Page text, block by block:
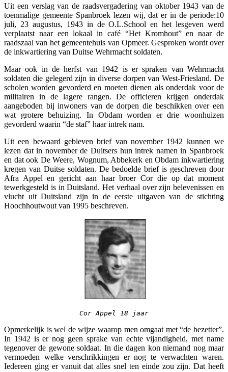
Uit een verslag van de raadsvergadering van oktober 1943 van de
toenmalige gemeente Spanbroek lezen wij, dat er in de periode:10
juli, 23 augustus, 1943 in de O.L.School en het lesgeven werd
verplaatst naar een lokaal in café “Het Kromhout” en naar de
raadszaal van het gemeentehuis van Opmeer. Gesproken wordt over
de inkwartiering van Duitse Wehrmacht soldaten.
Maar ook in de herfst van 1942 is er spraken van Wehrmacht
soldaten die gelegerd zijn in diverse dorpen van West-Friesland. De
scholen worden gevorderd en moeten dienen als onderdak voor de
militairen in de lagere rangen. De officieren krijgen onderdak
aangeboden bij inwoners van de dorpen die beschikken over een
wat grotere behuizing. In Obdam worden er drie woonhuizen
gevorderd waarin “de staf” haar intrek nam.
Uit een bewaard gebleven brief van november 1942 kunnen we
lezen dat in november de Duitsers hun intrek namen in Spanbroek
en dat ook De Weere, Wognum, Abbekerk en Obdam inkwartiering
kregen van Duitse soldaten. De bedoelde brief is geschreven door
Afra Appel en gericht aan haar broer Cor die op dat moment
tewerkgesteld is in Duitsland. Het verhaal over zijn belevenissen en
vlucht uit Duitsland zijn in de eerste uitgaven van de stichting
Hoochhoutwout van 1995 beschreven.
Cor Appel 18 jaar
Opmerkelijk is wel de wijze waarop men omgaat met “de bezetter”.
In 1942 is er nog geen sprake van echte vijandigheid, met name
tegenover de gewone soldaat. In die dagen kon niemand nog maar
vermoeden welke verschrikkingen er nog te verwachten waren.
Iedereen ging er vanuit dat alles snel ten einde zou zijn. Dat heeft